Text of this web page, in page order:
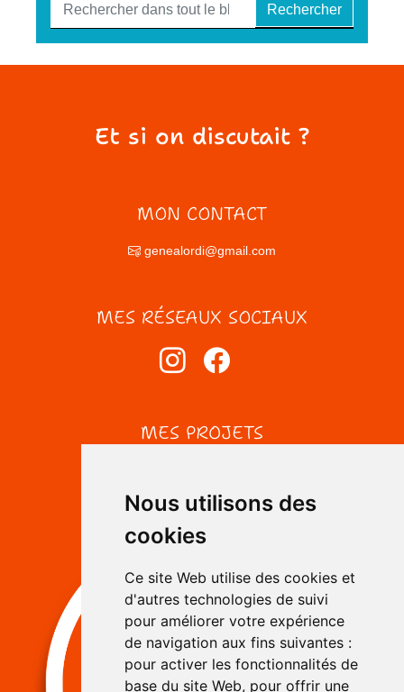
Nous utilisons des
cookies
Ce site Web utilise des cookies et
d'autres technologies de suivi
pour améliorer votre expérience
de navigation aux fins suivantes :
pour activer les fonctionnalités de
base du site Web, pour offrir une
Rechercher
Et si on discutait ?
MON CONTACT
genealordi@gmail.com
MES RÉSEAUX SOCIAUX
MES PROJETS